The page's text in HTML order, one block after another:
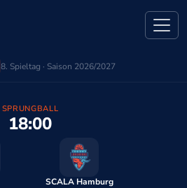
8. Spieltag · Saison 2026/2027
SPRUNGBALL
18:00
SCALA Hamburg